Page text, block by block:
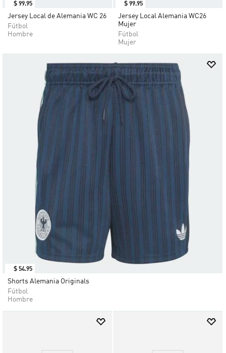
$ 99.95
Jersey Local de Alemania WC 26
Fútbol
Hombre
$ 99.95
Jersey Local Alemania WC26
Mujer
Fútbol
Mujer
$ 54.95
Shorts Alemania Originals
Fútbol
Hombre